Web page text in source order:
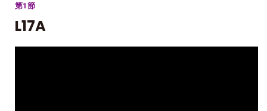
第1節
L17A